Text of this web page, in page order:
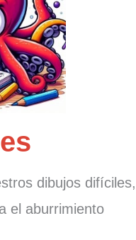
dibujos difíciles,
el aburrimiento